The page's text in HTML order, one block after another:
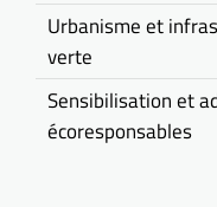
Urbanisme et
verte
Sensibilisation et
écoresponsables